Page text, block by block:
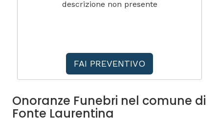
descrizione non presente
FAI PREVENTIVO
Onoranze Funebri nel comune di
Fonte Laurentina